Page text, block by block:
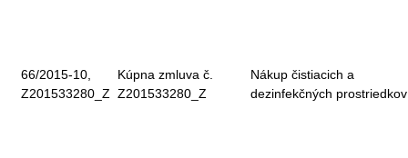
66/2015-10,
Z201533280_Z
Kúpna zmluva č.
Z201533280_Z
Nákup čistiacich a
dezinfekčných prostriedkov